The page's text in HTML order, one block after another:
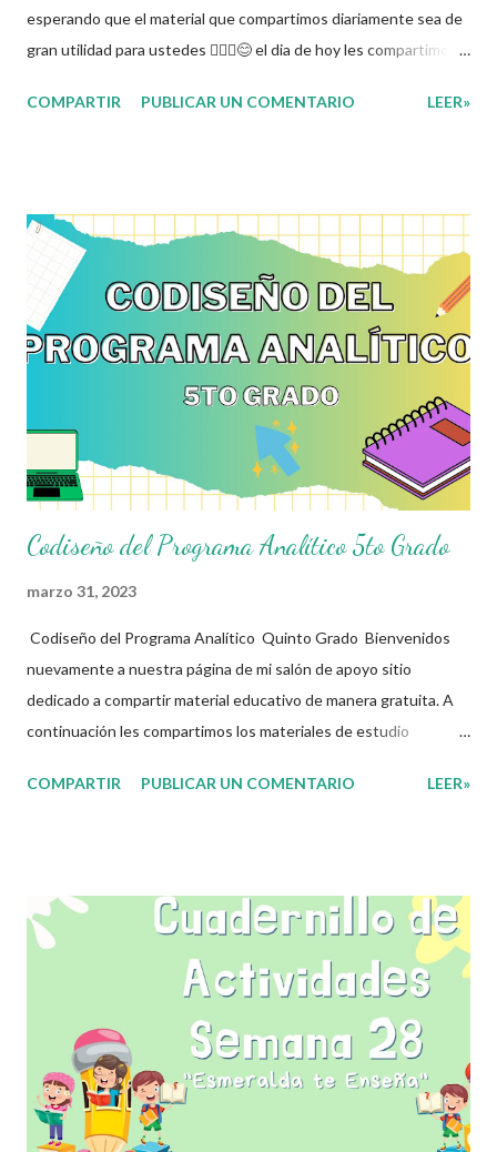
esperando que el material que compartimos diariamente sea de
gran utilidad para ustedes 🙋🏽‍♂️😊 el dia de hoy les compartimos
proceso muy importante para los docentes ya que es el
donde se pretende incorporar todos los conocimientos que se
quieren mirar, para de esta forma asentar el conocimiento entre
sus alumnos. Agradecemos a los creadores de estos increibles
archivos ya que gracias a su dedicacion y trabajo podemos gozar
de estas planeaciones didacticas, recuerden que nosotros solo
los compartimos con fines educativos, didácticos e informativos.
😊 Obtén documento completo aquí 👇👇👇 Planeacion Semana
COMPARTIR PUBLICAR UN COMENTARIO LEER»
Codiseño del Programa Analítico 5to Grado
marzo 31, 2023
Codiseño del Programa Analítico Quinto Grado Bienvenidos
nuevamente a nuestra página de mi salón de apoyo sitio
dedicado a compartir material educativo de manera gratuita. A
continuación les compartimos los materiales de estudio
nueva propuesta educativa basada en la concepción de la Nueva
herramienta que acompañe en el día a día la práctica dentro del
aula, cuya estructura permitirá tanto a docentes como
estudiantes, ir marcando las pautas de trabajo acorde a sus
creadores de estos increibles archivos ya que gracias a su
dedicacion y trabajo podemos gozar de estas planeaciones
didacticas, recuerden que nosotros solo los compartimos con
fines educativos, didácticos e...
COMPARTIR PUBLICAR UN COMENTARIO LEER»